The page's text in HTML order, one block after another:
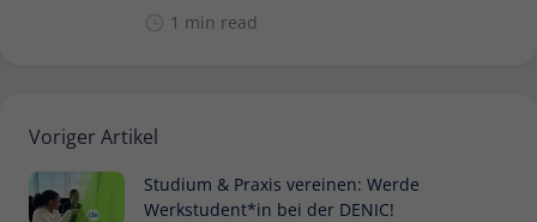
1 min read
Voriger Artikel
Studium & Praxis vereinen: Werde
Werkstudent*in bei der DENIC!